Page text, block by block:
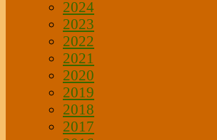
2024
2023
2022
2021
2020
2019
2018
2017